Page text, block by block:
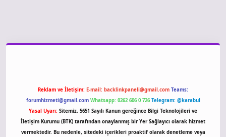
Reklam ve İletişim: E-mail: backlinkpaneli@gmail.com Teams:
forumhizmeti@gmail.com Whatsapp: 0262 606 0 726 Telegram: @karabul
Yasal Uyarı: Sitemiz, 5651 Sayılı Kanun gereğince Bilgi Teknolojileri ve
İletişim Kurumu (BTK) tarafından onaylanmış bir Yer Sağlayıcı olarak hizmet
vermektedir. Bu nedenle, sitedeki içerikleri proaktif olarak denetleme veya